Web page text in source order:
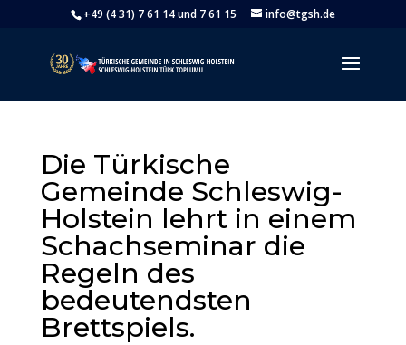
+49 (4 31) 7 61 14 und 7 61 15 info@tgsh.de
Die Türkische
Gemeinde Schleswig-
Holstein lehrt in einem
Schachseminar die
Regeln des
bedeutendsten
Brettspiels.